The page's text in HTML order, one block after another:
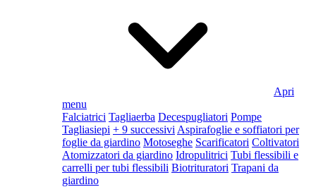
Apri
menu
Falciatrici Tagliaerba Decespugliatori Pompe
Tagliasiepi + 9 successivi Aspirafoglie e soffiatori per
foglie da giardino Motoseghe Scarificatori Coltivatori
Atomizzatori da giardino Idropulitrici Tubi flessibili e
carrelli per tubi flessibili Biotrituratori Trapani da
giardino